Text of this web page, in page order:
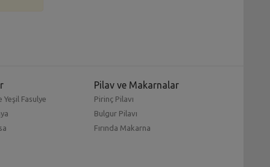
Yeşil Fasulye
Pilav ve Makarnalar
Pirinç Pilavı
Bulgur Pilavı
Fırında Makarna